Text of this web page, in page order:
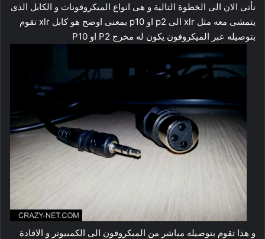
نأتى الان الى الخطوة التالية و هى انواع الميكروفونات و الكابل الذى
يتمشى معه مثل xlr الى p2 او p10 بمعنى اوضح هو كابل xlr تقوم
بتوصيله عبر الميكروفون يكون له مخرج P2 او P10
و هذا تقوم بتوصيله مباشر من الميكروفون الى الكمبيوتر و الافادة